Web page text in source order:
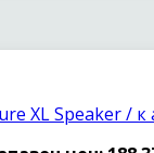
XL Speaker / к